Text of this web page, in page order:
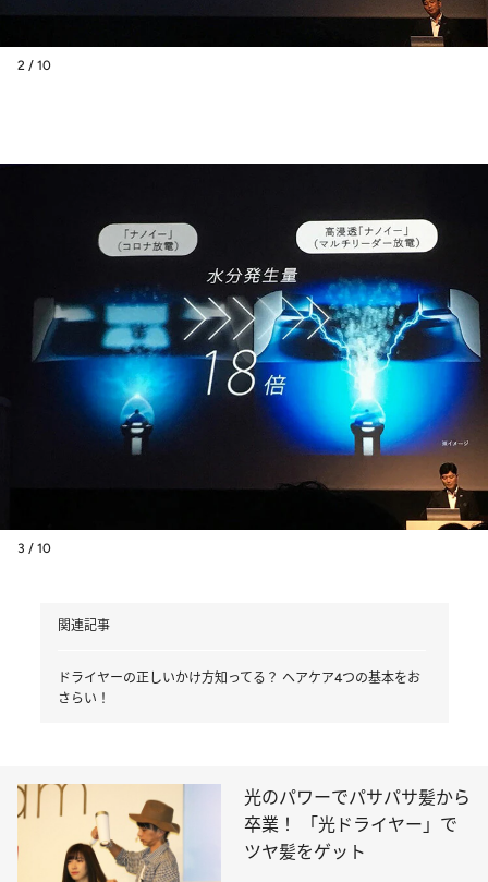
2 / 10
3 / 10
関連記事
ドライヤーの正しいかけ方知ってる？ ヘアケア4つの基本をお
さらい！
光のパワーでパサパサ髪から
卒業！ 「光ドライヤー」で
ツヤ髪をゲット